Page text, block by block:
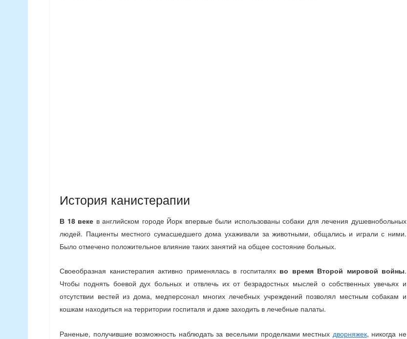
История канистерапии
В 18 веке в английском городе Йорк впервые были использованы собаки для лечения душевнобольных
людей. Пациенты местного сумасшедшего дома ухаживали за животными, общались и играли с ними.
Было отмечено положительное влияние таких занятий на общее состояние больных.
Своеобразная канистерапия активно применялась в госпиталях во время Второй мировой войны.
Чтобы поднять боевой дух больных и отвлечь их от безрадостных мыслей о собственных увечьях и
отсутствии вестей из дома, медперсонал многих лечебных учреждений позволял местным собакам и
кошкам находиться на территории госпиталя и даже заходить в лечебные палаты.
Раненые, получившие возможность наблюдать за веселыми проделками местных дворняжек, никогда не